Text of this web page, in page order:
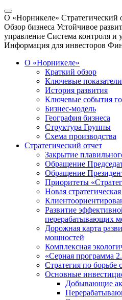
О «Норникеле» Стратегический
Обзор бизнеса Устойчивое
управление Система контроля и
Информация для инвесторов
О «Норникеле»
Краткий обзор
Ключевые показатели
История развития
Ключевые события
Бизнес-модель
География бизнеса
Структура Группы
Схема производства
Стратегический отчет
Закрытие
Обращение
Обращение
Приоритеты
Новая
Развитие
перерабатывающих
Дорожная карта
мощностей
Комплексная
«Серная программа
Стратегия по борьбе
Основные
Добывающие